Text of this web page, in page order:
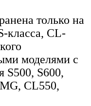
только на
класса, CL-
моделями с
S500, S600,
CL550,